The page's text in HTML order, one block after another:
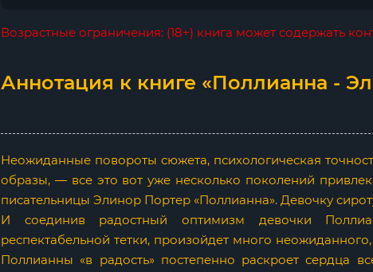
Возрастные ограничения: (18+) книга может содержать
Аннотация к книге «Поллианна -
Неожиданные повороты сюжета, психологическая
образы, — все это вот уже несколько поколений
писательницы Элинор Портер «Поллианна». Девочку
И соединив радостный оптимизм девочки
респектабельной тетки, произойдет много
Поллианны «в радость» постепенно раскроет сердца